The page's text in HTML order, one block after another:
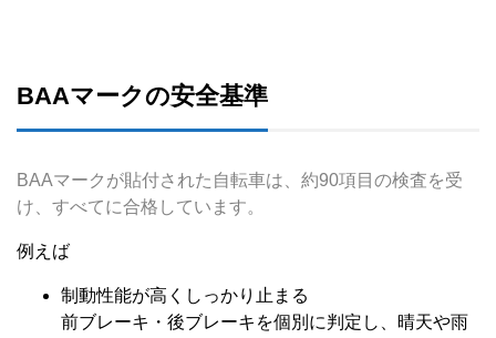
BAAマークの安全基準
BAAマークが貼付された自転車は、約90項目の検査を受
け、すべてに合格しています。
例えば
制動性能が高くしっかり止まる
前ブレーキ・後ブレーキを個別に判定し、晴天や雨